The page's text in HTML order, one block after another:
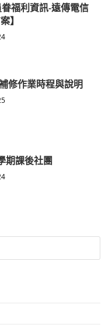
福利資訊-遠傳電信
】
修作業時程與說明
期課後社團